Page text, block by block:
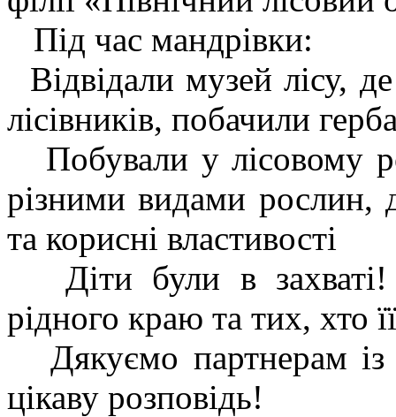
Під час мандрівки:
Відвідали музей лісу,
лісівників, побачили
Побували у лісовому
різними видами рослин,
та корисні властивості
Діти були в захваті!
рідного краю та тих, хто
Дякуємо партнерам із
цікаву розповідь!